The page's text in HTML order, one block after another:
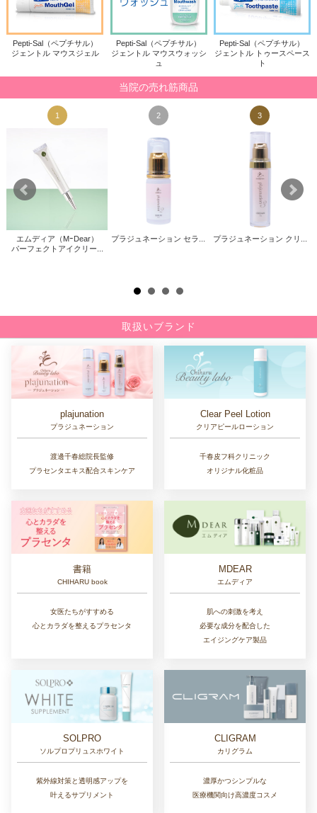
Pepti-Sal（ペプチサル）
ジェントル マウスジェル
Pepti-Sal（ペプチサル）
ジェントル マウスウォッシ
ュ
Pepti-Sal（ペプチサル）
ジェントル トゥースペース
ト
当院の売れ筋商品
1
エムディア（MｰDear）
パーフェクトアイクリー...
2
プラジュネーション セラ...
3
プラジュネーション クリ...
取扱いブランド
plajunation
プラジュネーション
渡邊千春総院長監修
プラセンタエキス配合スキンケア
Clear Peel Lotion
クリアピールローション
千春皮フ科クリニック
オリジナル化粧品
書籍
CHIHARU book
女医たちがすすめる
心とカラダを整えるプラセンタ
MDEAR
エムディア
肌への刺激を考え
必要な成分を配合した
エイジングケア製品
SOLPRO
ソルプロプリュスホワイト
紫外線対策と透明感アップを
叶えるサプリメント
CLIGRAM
カリグラム
濃厚かつシンプルな
医療機関向け高濃度コスメ